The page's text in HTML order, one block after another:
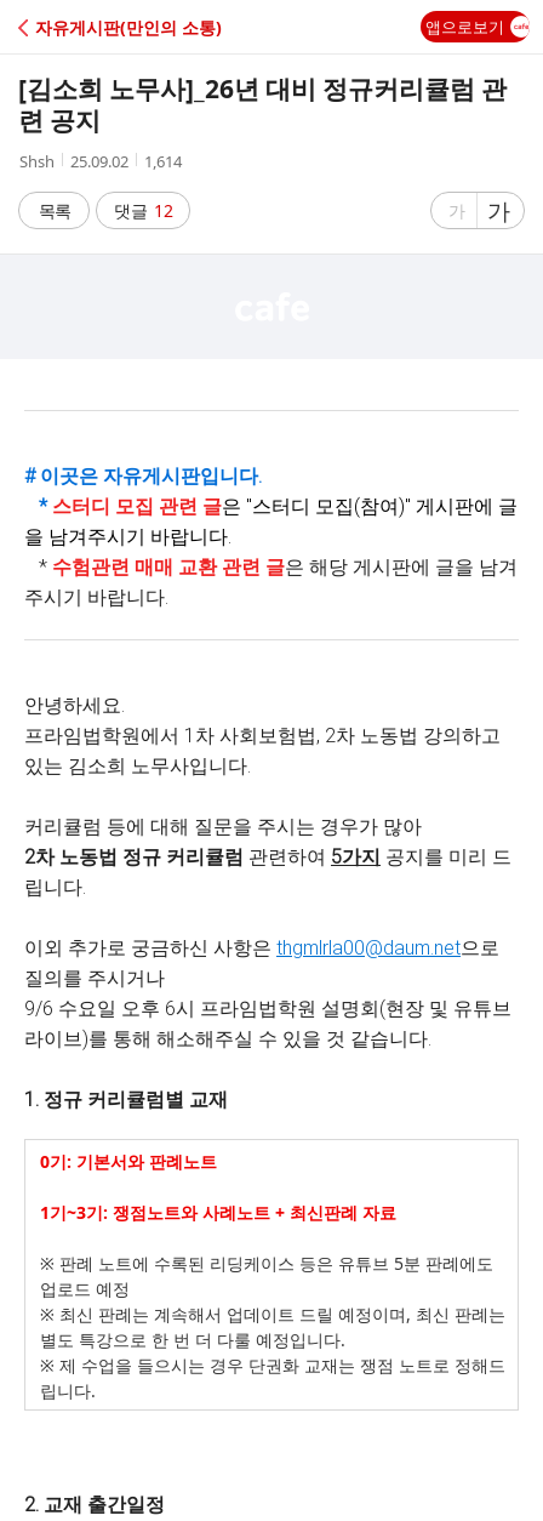
C
A
자유게시판(만인의 소통) 앱으로보기
[김소희 노무사]_26년 대비 정규커리큘럼 관
련 공지
작
자
Shsh
작
시
간
25.09.02
조
수
1,614
목록 댓글 12
글
가
글
자
가
# 이곳은 자유게시판입니다.
* 스터디 모집 관련 글은 "스터디 모집(참여)" 게시판에 글
을 남겨주시기 바랍니다.
* 수험관련 매매 교환 관련 글은 해당 게시판에 글을 남겨
주시기 바랍니다.
안녕하세요.
프라임법학원에서 1 차 사회보험법, 2차 노동법 강의하고
있는 김소희 노무사입니다.
커리큘럼 등에 대해 질문을 주시는 경우가 많아
2차 노동법 정규 커리큘럼 관련하여 5가지 공지를 미리 드
립니다.
이외 추가로 궁금하신 사항은 thgmlrla00@daum.net으로
질의를 주시거나
9/6 수요일 오후 6시 프라임법학원 설명회(현장 및 유튜브
라이브)를 통해 해소해주실 수 있을 것 같습니다.
1. 정규 커리큘럼별 교재
0기: 기본서와 판례노트
1기~3기: 쟁점노트와 사례노트 + 최신판례 자료
※ 판례 노트에 수록된 리딩케이스 등은 유튜브 5분 판례에도
업로드 예정
※ 최신 판례는 계속해서 업데이트 드릴 예정이며, 최신 판례는
별도 특강으로 한 번 더 다룰 예정입니다.
※ 제 수업을 들으시는 경우 단권화 교재는 쟁점 노트로 정해드
립니다.
2. 교재 출간일정